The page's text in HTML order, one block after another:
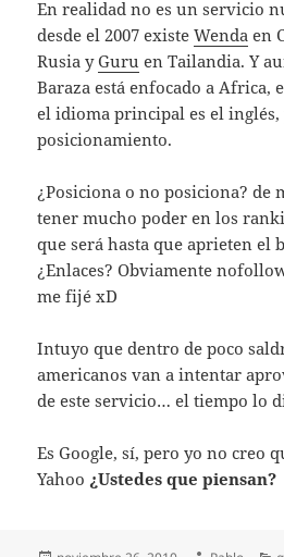
En realidad no es un servicio
desde el 2007 existeWenda en
Rusia yGuru en Tailandia. Y
Baraza está enfocado a Africa,
el idioma principal es el inglés,
posicionamiento.
¿Posiciona o no posiciona? de
tener mucho poder en los
que será hasta que aprieten el
¿Enlaces? Obviamente
me fijé xD
Intuyo que dentro de poco
americanos van a intentar
de este servicio… el tiempo lo
Es Google, sí, pero yo no creo
Yahoo ¿Ustedes que piensan?